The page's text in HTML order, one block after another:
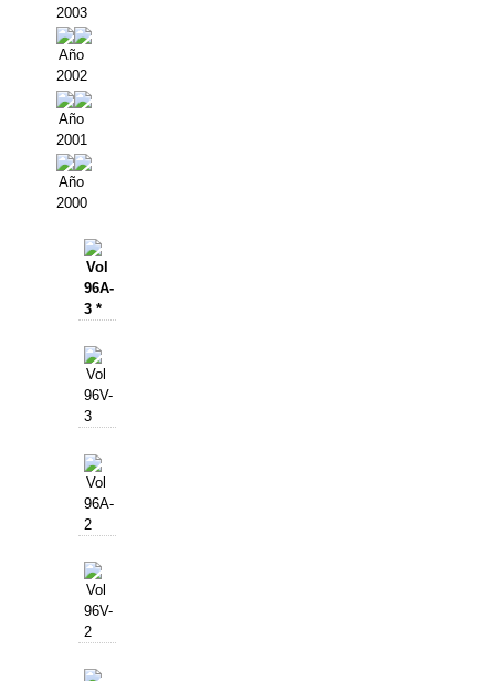
2003
Año
2002
Año
2001
Año
2000
Vol
96A-
3 *
Vol
96V-
3
Vol
96A-
2
Vol
96V-
2